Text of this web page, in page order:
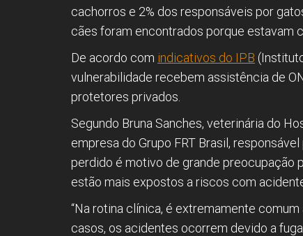
cachorros e 2% dos responsáveis por
cães foram encontrados porque estavam
De acordo com indicativos do IPB
vulnerabilidade recebem assistência de
protetores privados.
Segundo Bruna Sanches, veterinária do
empresa do Grupo FRT Brasil,
perdido é motivo de grande preocupação
estão mais expostos a riscos com
“Na rotina clínica, é extremamente
casos, os acidentes ocorrem devido a